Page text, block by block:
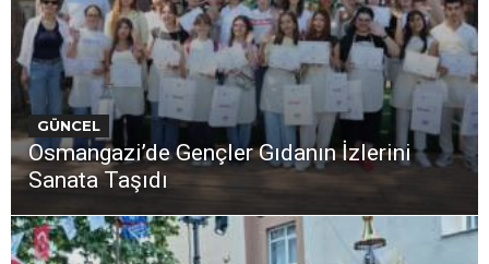
GÜNCEL
Osmangazi’de Gençler Gıdanın İzlerini
Sanata Taşıdı